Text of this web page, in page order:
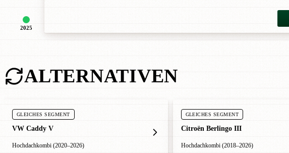
2025
ALTERNATIVEN
GLEICHES SEGMENT
VW Caddy V
Hochdachkombi (2020–2026)
GLEICHES SEGMENT
Citroën Berlingo III
Hochdachkombi (2018–2026)